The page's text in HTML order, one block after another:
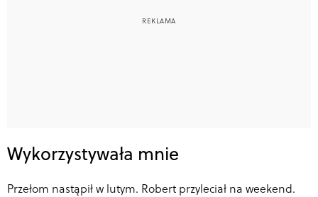
Wykorzystywała mnie
Przełom nastąpił w lutym. Robert przyleciał na weekend.